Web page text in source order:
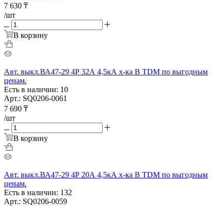
7 630 ₸
/шт
В корзину
Авт. выкл.ВА47-29 4Р 32А 4,5кА х-ка В TDM по выгодным
ценам.
Есть в наличии: 10
Арт.: SQ0206-0061
7 690 ₸
/шт
В корзину
Авт. выкл.ВА47-29 4Р 20А 4,5кА х-ка В TDM по выгодным
ценам.
Есть в наличии: 132
Арт.: SQ0206-0059